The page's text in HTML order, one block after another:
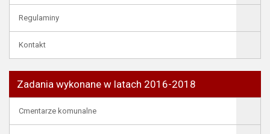
Regulaminy
Kontakt
Zadania wykonane w latach 2016-2018
Cmentarze komunalne